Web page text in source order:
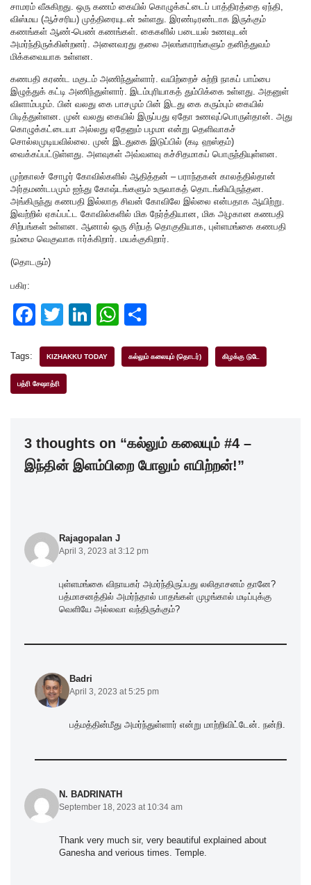
சாமரம் வீசுகிறது. ஒரு கணம் கையில் கொழுக்கட்டைப் பாத்திரத்தை ஏந்தி,
விஸ்மய (ஆச்சரிய) முத்திரையுடன் உள்ளது. இரண்டிரண்டாக இருக்கும்
கணங்கள் ஆண்-பெண் கணங்கள். கைகளில் படையல் உணவுடன்
அமர்ந்திருக்கின்றனர். அனைவரது தலை அலங்காரங்களும் தனித்துவம்
மிக்கவையாக உள்ளன.
கணபதி கரண்ட மகுடம் அணிந்துள்ளார். வயிற்றைச் சுற்றி நாகப் பாம்பை
இழுத்துக் கட்டி அணிந்துள்ளார். இடம்புரியாகத் தும்பிக்கை உள்ளது. அதனுள்
விளாம்பழம். பின் வலது கை பாசமும் பின் இடது கை கரும்பும் கையில்
பிடித்துள்ளன. முன் வலது கையில் இருப்பது ஏதோ உணவுப்பொருள்தான். அது
கொழுக்கட்டையா அல்லது ஏதேனும் பழமா என்று தெளிவாகச்
சொல்லமுடியவில்லை. முன் இடதுகை இடுப்பில் (கடி ஹஸ்தம்)
வைக்கப்பட்டுள்ளது. அளவுகள் அவ்வளவு கச்சிதமாகப் பொருந்தியுள்ளன.
முற்காலச் சோழர் கோவில்களில் ஆதித்தன் – பராந்தகன் காலத்தில்தான்
அர்தமண்டபமும் ஐந்து கோஷ்டங்களும் உருவாகத் தொடங்கியிருந்தன.
அங்கிருந்து கணபதி இல்லாத சிவன் கோவிலே இல்லை என்பதாக ஆயிற்று.
இவற்றில் ஏகப்பட்ட கோவில்களில் மிக நேர்த்தியான, மிக அழகான கணபதி
சிற்பங்கள் உள்ளன. ஆனால் ஒரு சிற்பத் தொகுதியாக, புள்ளமங்கை கணபதி
நம்மை வெகுவாக ஈர்க்கிறார். மயக்குகிறார்.
(தொடரும்)
பகிர:
F
c
e
o
k
T
tt
er
Li
k
W
at
p
ar
Tags: KIZHAKKU TODAY கல்லும் கலையும் (தொடர்) கிழக்கு டுடே
பத்ரி சேஷாத்ரி
3 thoughts on “கல்லும் கலையும் #4 –
இந்தின் இளம்பிறை போலும் எயிற்றன்!”
Rajagopalan J
April 3, 2023 at 3:12 pm
புள்ளமங்கை விநாயகர் அமர்ந்திருப்பது லலிதாசனம் தானே?
பத்மாசனத்தில் அமர்ந்தால் பாதங்கள் முழங்கால் மடிப்புக்கு
வெளியே அல்லவா வந்திருக்கும்?
Badri
April 3, 2023 at 5:25 pm
பத்மத்தின்மீது அமர்ந்துள்ளார் என்று மாற்றிவிட்டேன். நன்றி.
N. BADRINATH
September 18, 2023 at 10:34 am
Thank very much sir, very beautiful explained about
Ganesha and verious times. Temple.